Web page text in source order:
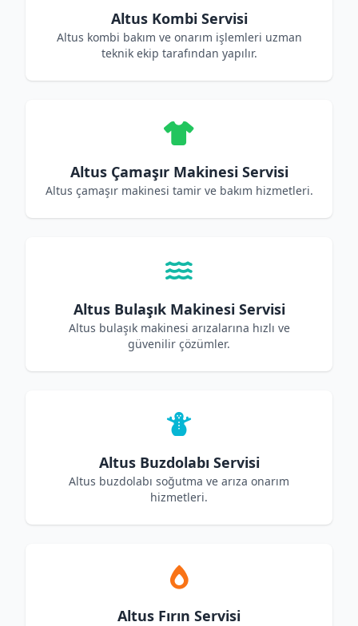
Altus Kombi Servisi
Altus kombi bakım ve onarım işlemleri uzman
teknik ekip tarafından yapılır.
Altus Çamaşır Makinesi Servisi
Altus çamaşır makinesi tamir ve bakım hizmetleri.
Altus Bulaşık Makinesi Servisi
Altus bulaşık makinesi arızalarına hızlı ve
güvenilir çözümler.
Altus Buzdolabı Servisi
Altus buzdolabı soğutma ve arıza onarım
hizmetleri.
Altus Fırın Servisi